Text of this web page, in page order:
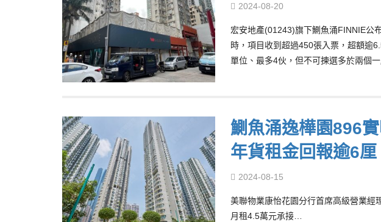
2024-08-20
宏安地產(01243)旗下鰂魚涌FINNIE公
時，項目收到超過450張入票，超額逾
單位、最多4伙，但不可揀選多於兩個
鰂魚涌逸樺園896
年貨租金回報逾6厘
2024-08-15
美聯物業康怡花園分行首席高級營業經
月租4.5萬元承接…